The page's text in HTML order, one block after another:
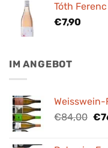
Tóth
€7,90
IM ANGEBOT
€84,00 €